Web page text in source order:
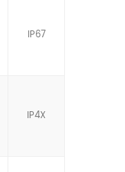
IP67
IP4X